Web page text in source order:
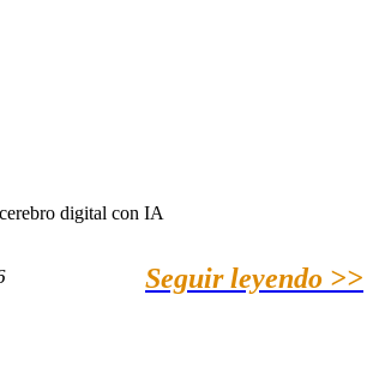
digital con IA
Seguir leyendo >>